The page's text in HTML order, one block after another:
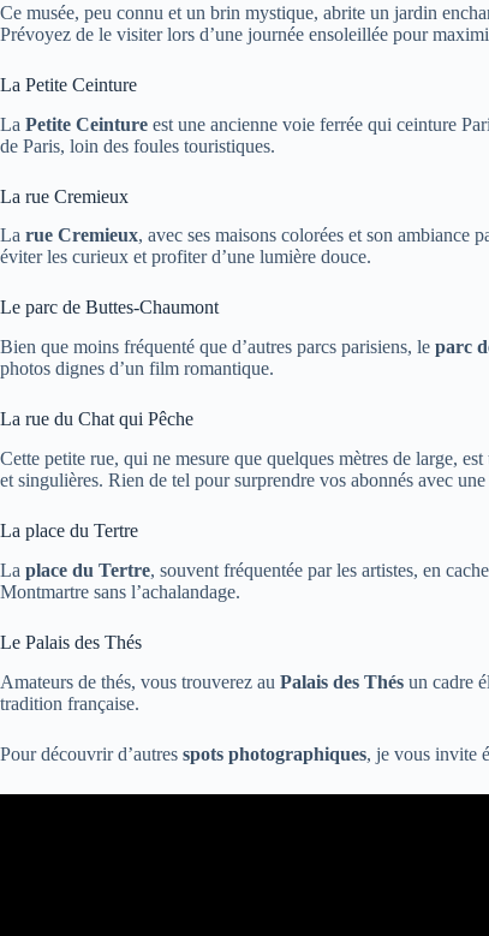
Ce musée, peu connu et un brin mystique, abrite un jardin
Prévoyez de le visiter lors d’une journée ensoleillée pour
La Petite Ceinture
La Petite Ceinture est une ancienne voie ferrée qui ceinture
de Paris, loin des foules touristiques.
La rue Cremieux
La rue Cremieux, avec ses maisons colorées et son ambiance
éviter les curieux et profiter d’une lumière douce.
Le parc de Buttes-Chaumont
Bien que moins fréquenté que d’autres parcs parisiens, le parc
photos dignes d’un film romantique.
La rue du Chat qui Pêche
Cette petite rue, qui ne mesure que quelques mètres de large,
et singulières. Rien de tel pour surprendre vos abonnés avec
La place du Tertre
La place du Tertre, souvent fréquentée par les artistes, en
Montmartre sans l’achalandage.
Le Palais des Thés
Amateurs de thés, vous trouverez au Palais des Thés un cadre
tradition française.
Pour découvrir d’autres spots photographiques, je vous invite